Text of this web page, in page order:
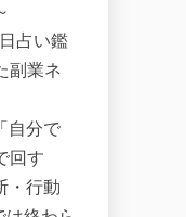
占い鑑
副業ネ
自分で
回す
・行動